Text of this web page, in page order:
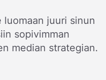
luomaan juuri sinun
sopivimman
median strategian.